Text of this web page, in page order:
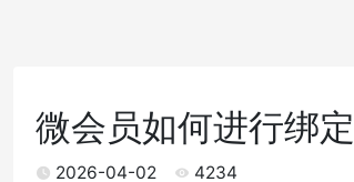
微会员如何进行绑
2026-04-02 4234